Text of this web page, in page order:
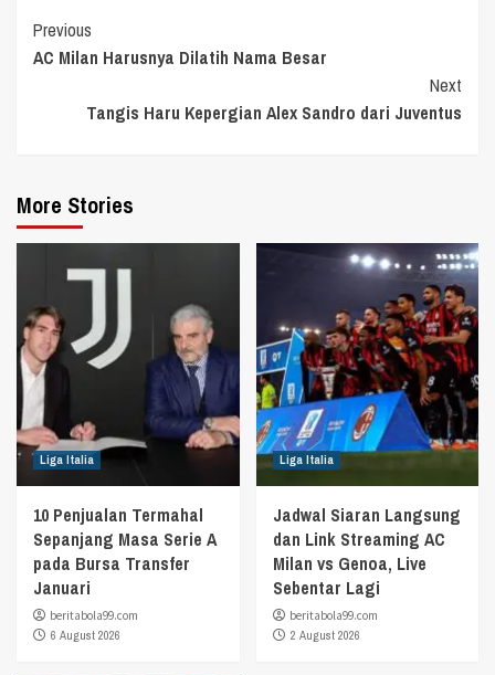
Continue
Reading
Previous
AC Milan Harusnya Dilatih Nama Besar
Next
Tangis Haru Kepergian Alex Sandro dari Juventus
More Stories
Liga Italia
10 Penjualan Termahal
Sepanjang Masa Serie A
pada Bursa Transfer
Januari
beritabola99.com
6 August 2026
Liga Italia
Jadwal Siaran Langsung
dan Link Streaming AC
Milan vs Genoa, Live
Sebentar Lagi
beritabola99.com
2 August 2026